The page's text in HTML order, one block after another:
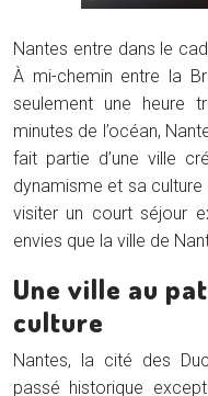
Nantes entre dans le
À mi-chemin entre la
seulement une heure
minutes de l’océan,
fait partie d’une ville
dynamisme et sa
visiter un court séjour
envies que la ville de
Une ville au
culture
Nantes, la cité des
passé historique